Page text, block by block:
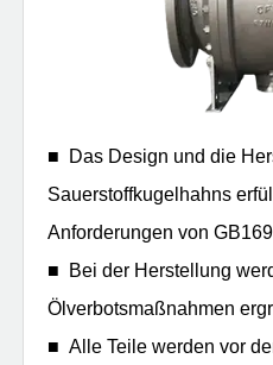
■ Das Design und die
Sauerstoffkugelhahns
Anforderungen von
■ Bei der Herstellung
Ölverbotsmaßnahmen
■ Alle Teile werden vor